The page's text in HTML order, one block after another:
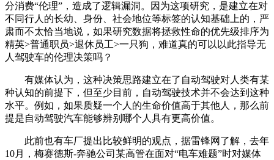
分消费“伦理”，造成了逻辑漏洞。因为这项研究，是建立在对
不同行人的长幼、身份、社会地位等标签的认知基础上的，严
肃而不太恰当地说，如果研究数据将拯救性命的优先级排序为
精英>普通职员>退休员工>一只狗，难道真的可以以此指导无
人驾驶车的伦理决策吗？
有媒体认为，这种决策思路建立在了自动驾驶对人类有某
种认知的前提下，但至少目前，自动驾驶技术并不会达到这种
水平。例如，如果质疑一个人的生命价值高于其他人，那么前
提是自动驾驶汽车能够辨别哪个人具有更高价值。
此前也有车厂提出比较鲜明的观点，据雷锋网了解，去年
10月，梅赛德斯-奔驰公司某高管在面对“电车难题”时对媒体